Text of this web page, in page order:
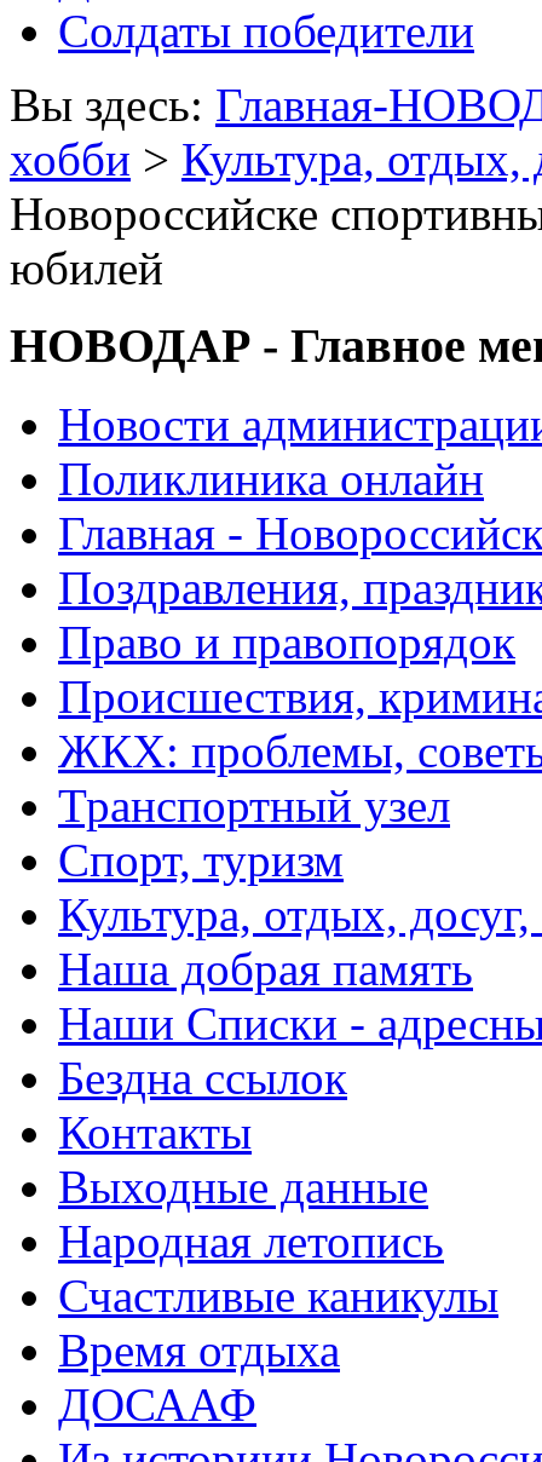
Солдаты победители
Вы здесь: Главная-
хобби > Культура, отдых,
Новороссийске
юбилей
НОВОДАР - Главное
Новости
Поликлиника онлайн
Главная -
Поздравления,
Право и правопорядок
Происшествия,
ЖКХ: проблемы,
Транспортный узел
Спорт, туризм
Культура, отдых,
Наша добрая память
Наши Списки -
Бездна ссылок
Контакты
Выходные данные
Народная летопись
Счастливые каникулы
Время отдыха
ДОСААФ